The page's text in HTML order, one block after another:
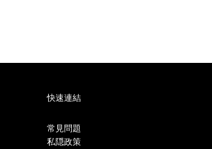
快速連結
常見問題
私隠政策